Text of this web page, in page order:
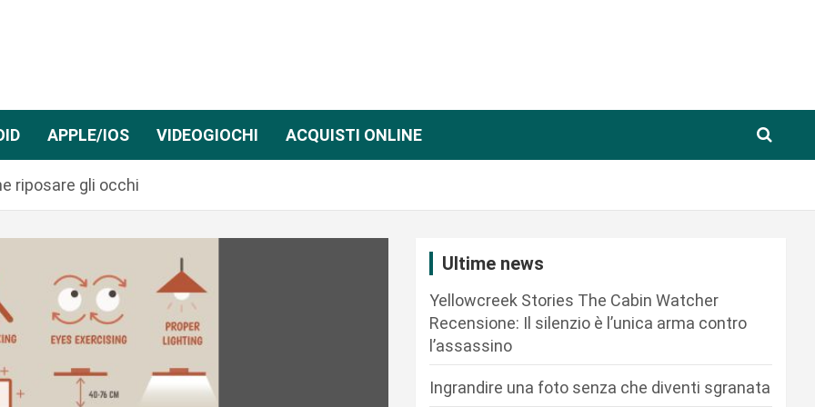
APPLE/IOS VIDEOGIOCHI ACQUISTI ONLINE
riposare gli occhi
Ultime news
Yellowcreek Stories The Cabin Watcher
Recensione: Il silenzio è l’unica arma contro
l’assassino
Ingrandire una foto senza che diventi sgranata